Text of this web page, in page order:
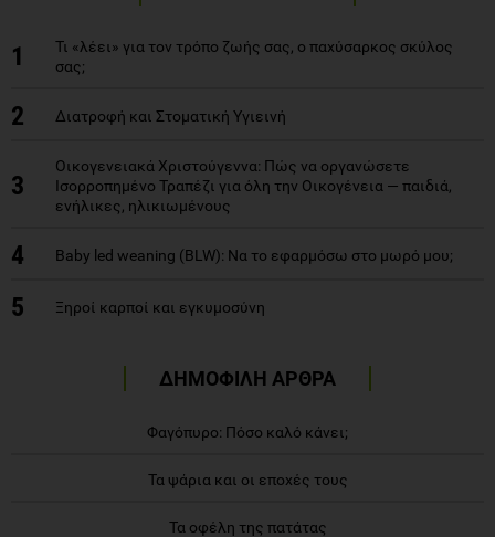
1
Τι «λέει» για τον τρόπο ζωής σας, ο παχύσαρκος σκύλος
σας;
2 Διατροφή και Στοματική Υγιεινή
3
Οικογενειακά Χριστούγεννα: Πώς να οργανώσετε
Ισορροπημένο Τραπέζι για όλη την Οικογένεια — παιδιά,
ενήλικες, ηλικιωμένους
4 Baby led weaning (BLW): Να το εφαρμόσω στο μωρό μου;
5 Ξηροί καρποί και εγκυμοσύνη
ΔΗΜΟΦΙΛΗ ΑΡΘΡΑ
Φαγόπυρο: Πόσο καλό κάνει;
Τα ψάρια και οι εποχές τους
Τα οφέλη της πατάτας